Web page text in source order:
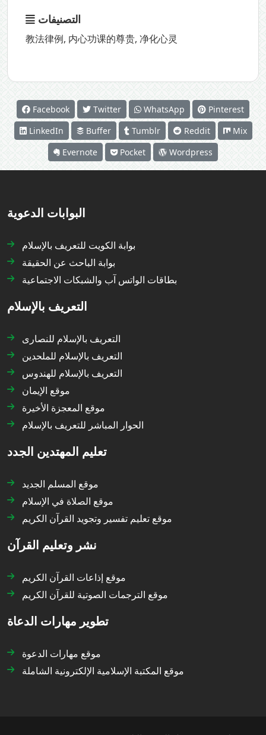
التصنيفات
教法律例, 内心功课的尊贵, 净化心灵
Facebook Twitter WhatsApp
Pinterest
LinkedIn
Buffer Tumblr Reddit
Mix
Evernote
Pocket Wordpress
البوابات الدعوية
بوابة الكويت للتعريف بالإسلام
بوابة الباحث عن الحقيقة
بطاقات الواتس آب والشبكات الاجتماعية
التعريف بالإسلام
التعريف بالإسلام للنصارى
التعريف بالإسلام للملحدين
التعريف بالإسلام للهندوس
موقع الإيمان
موقع المعجزة الأخيرة
الحوار المباشر للتعريف بالإسلام
تعليم المهتدين الجدد
موقع المسلم الجديد
موقع الصلاة في الإسلام
موقع تعليم تفسير وتجويد القرآن الكريم
نشر وتعليم القرآن
موقع إذاعات القرآن الكريم
موقع الترجمات الصوتية للقرآن الكريم
تطوير مهارات الدعاة
موقع مهارات الدعوة
موقع المكتبة الإسلامية الإلكترونية الشاملة